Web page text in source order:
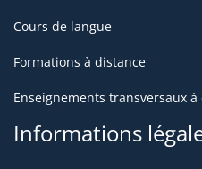
Cours de langue
Formations à distance
Enseignements transversaux à
Informations